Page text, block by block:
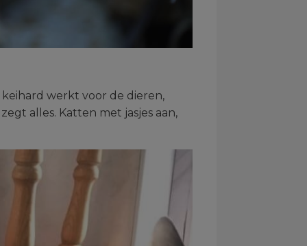
werkt voor de dieren,
alles. Katten met jasjes aan,